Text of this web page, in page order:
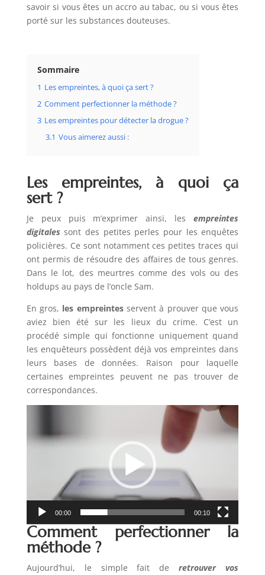
savoir si vous êtes un accro au tabac, ou si vous êtes
porté sur les substances douteuses.
Sommaire
1 Les empreintes, à quoi ça sert ?
2 Comment perfectionner la méthode ?
3 Les empreintes pour détecter la drogue ?
3.1 Vous aimerez aussi :
Les empreintes, à quoi ça
sert ?
Je peux puis m’exprimer ainsi, lesempreintes
digitales sont des petites perles pour les enquêtes
policières. Ce sont notamment ces petites traces qui
ont permis de résoudre des affaires de tous genres.
Dans le lot, des meurtres comme des vols ou des
holdups au pays de l’oncle Sam.
En gros, les empreintesservent à prouver que vous
aviez bien été sur les lieux du crime. C’est un
procédé simple qui fonctionne uniquement quand
les enquêteurs possèdent déjà vos empreintes dans
leurs bases de données. Raison pour laquelle
certaines empreintes peuvent ne pas trouver de
correspondances.
00:00 00:10
Comment perfectionner la
méthode ?
Aujourd’hui, le simple fait deretrouver vos